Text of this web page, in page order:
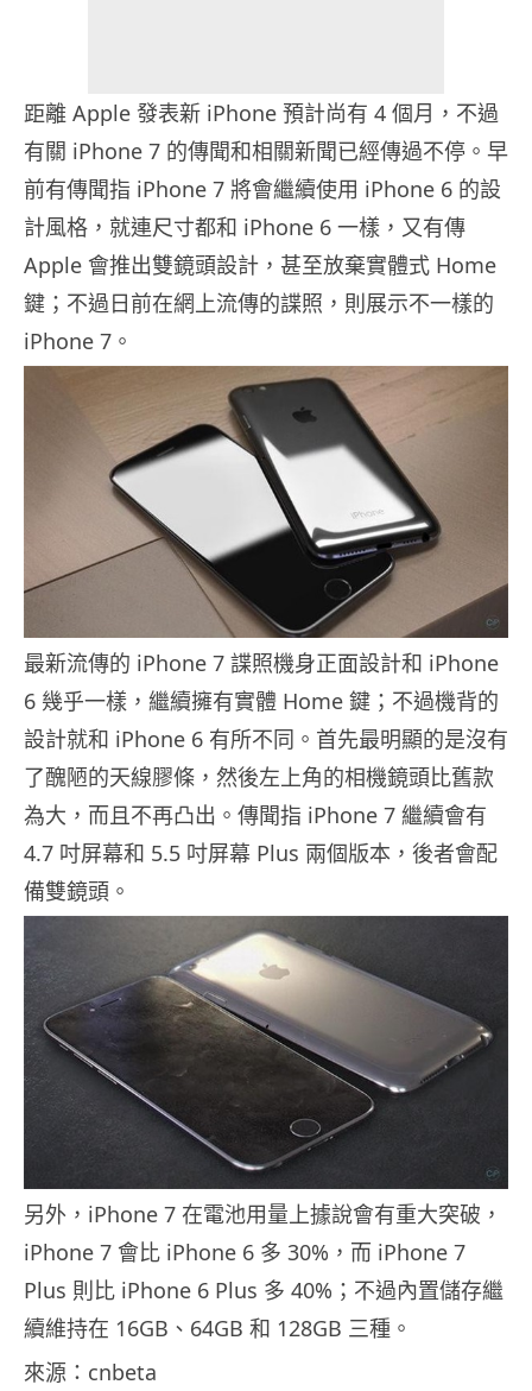
距離 Apple 發表新 iPhone 預計尚有 4 個月，不過
有關 iPhone 7 的傳聞和相關新聞已經傳過不停。早
前有傳聞指 iPhone 7 將會繼續使用 iPhone 6 的設
計風格，就連尺寸都和 iPhone 6 一樣，又有傳
Apple 會推出雙鏡頭設計，甚至放棄實體式 Home
鍵；不過日前在網上流傳的諜照，則展示不一樣的
iPhone 7。
最新流傳的 iPhone 7 諜照機身正面設計和 iPhone
6 幾乎一樣，繼續擁有實體 Home 鍵；不過機背的
設計就和 iPhone 6 有所不同。首先最明顯的是沒有
了醜陋的天線膠條，然後左上角的相機鏡頭比舊款
為大，而且不再凸出。傳聞指 iPhone 7 繼續會有
4.7 吋屏幕和 5.5 吋屏幕 Plus 兩個版本，後者會配
備雙鏡頭。
另外，iPhone 7 在電池用量上據說會有重大突破，
iPhone 7 會比 iPhone 6 多 30%，而 iPhone 7
Plus 則比 iPhone 6 Plus 多 40%；不過內置儲存繼
續維持在 16GB、64GB 和 128GB 三種。
來源：cnbeta